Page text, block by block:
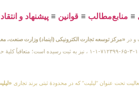
≡ منابع‌مطالب ≡ قوانین ≡ پیشنهاد و انتقاد
«مرکز توسعه تجارت الکترونیکی (اینماد) وزارت صنعت،
بشماره شامَد: ۱-۳-۶۵-۷۱۲۳۹۹-۱-۱ ، نیز به ثبت
تحت عنوان “لیلیت” که در محدودهٔ ثبتی برند تجاری